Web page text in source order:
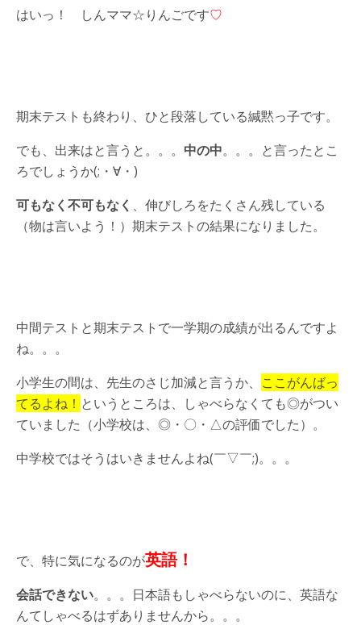
はいっ！ しんママ☆りんごです♡
期末テストも終わり、ひと段落している緘黙っ子です。
でも、出来はと言うと。。。 中の中。。。と言ったとこ
ろでしょうか(;・∀・)
可もなく不可もなく 、伸びしろをたくさん残している
（物は言いよう！）期末テストの結果になりました。
中間テストと期末テストで一学期の成績が出るんですよ
ね。。。
小学生の間は、先生のさじ加減と言うか、 ここがんばっ
てるよね！ というところは、しゃべらなくても◎がつい
ていました（小学校は、◎・〇・△の評価でした）。
中学校ではそうはいきませんよね(￣▽￣;)。。。
で、特に気になるのが英語！
会話できない。。。日本語もしゃべらないのに、英語な
んてしゃべるはずありませんから。。。